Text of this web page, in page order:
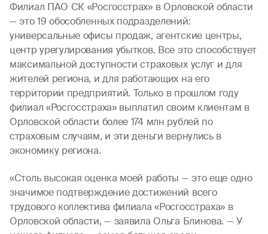
Филиал ПАО СК «Росгосстрах» в Орловской области
— это 19 обособленных подразделений:
универсальные офисы продаж, агентские центры,
центр урегулирования убытков. Все это способствует
максимальной доступности страховых услуг и для
жителей региона, и для работающих на его
территории предприятий. Только в прошлом году
филиал «Росгосстраха» выплатил своим клиентам в
Орловской области более 174 млн рублей по
страховым случаям, и эти деньги вернулись в
экономику региона.
«Столь высокая оценка моей работы — это еще одно
значимое подтверждение достижений всего
трудового коллектива филиала «Росгосстраха» в
Орловской области, — заявила Ольга Блинова. — У